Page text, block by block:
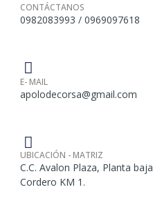
CONTÁCTANOS
0982083993 / 0969097618
E- MAIL
apolodecorsa@gmail.com
UBICACIÓN - MATRIZ
C.C. Avalon Plaza, Planta
Cordero KM 1.